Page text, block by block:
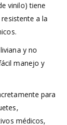
vinilo) tiene
a la
y no
manejo y
para
médicos,